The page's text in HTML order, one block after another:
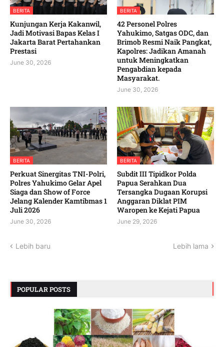
BERITA
Kunjungan Kerja Kakanwil,
Jadi Motivasi Bapas Kelas I
Jakarta Barat Pertahankan
Prestasi
June 30, 2026
BERITA
42 Personel Polres
Yahukimo, Satgas ODC, dan
Brimob Resmi Naik Pangkat,
Kapolres: Jadikan Amanah
untuk Meningkatkan
Pengabdian kepada
Masyarakat. ‎
June 30, 2026
BERITA
‎Perkuat Sinergitas TNI-Polri,
Polres Yahukimo Gelar Apel
Siaga dan Show of Force
Jelang Kalender Kamtibmas 1
Juli 2026 ‎ ‎
June 30, 2026
BERITA
Subdit III Tipidkor Polda
Papua Serahkan Dua
Tersangka Dugaan Korupsi
Anggaran Diklat PIM
Waropen ke Kejati Papua
June 29, 2026
Lebih baru Lebih lama
POPULAR POSTS